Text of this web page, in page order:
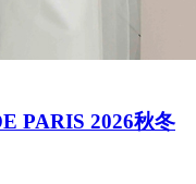
PARIS 2026秋冬